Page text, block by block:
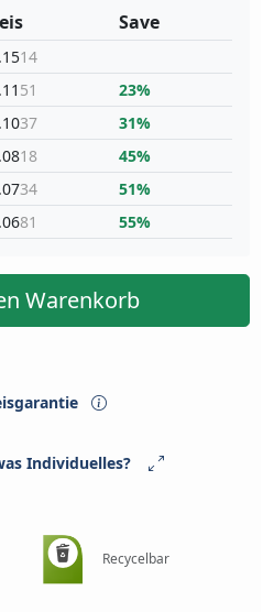
14
51
37
18
34
81
Save
23%
31%
45%
51%
55%
Warenkorb
Individuelles?
Recycelbar